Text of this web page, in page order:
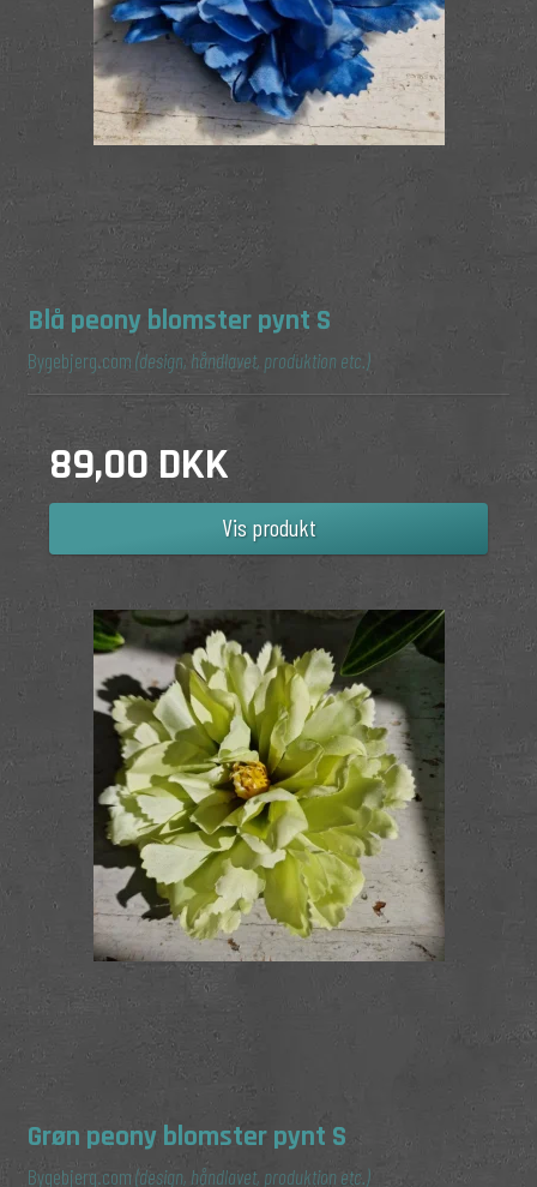
Blå peony blomster pynt S
Bygebjerg.com(design, håndlavet, produktion etc.)
89,00 DKK
Vis produkt
Grøn peony blomster pynt S
Bygebjerg.com(design, håndlavet, produktion etc.)